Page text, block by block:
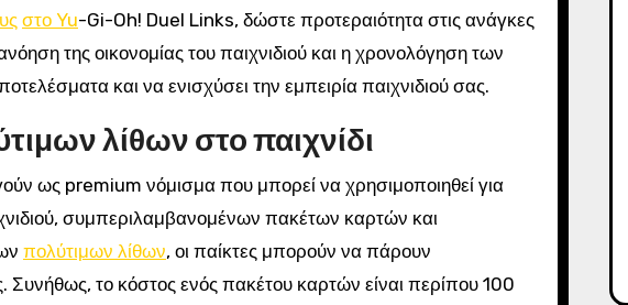
στο Yu-Gi-Oh! Duel Links, δώστε προτεραιότητα στις ανάγκες
της οικονομίας του παιχνιδιού και η χρονολόγηση των
και να ενισχύσει την εμπειρία παιχνιδιού σας.
λίθων στο παιχνίδι
ως premium νόμισμα που μπορεί να χρησιμοποιηθεί για
συμπεριλαμβανομένων πακέτων καρτών και
πολύτιμων λίθων, οι παίκτες μπορούν να πάρουν
Συνήθως, το κόστος ενός πακέτου καρτών είναι περίπου 100